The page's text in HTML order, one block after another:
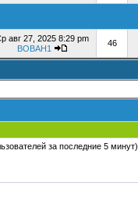
авг 27, 2025 8:29 pm
BOBAH1
46
за последние 5 минут)